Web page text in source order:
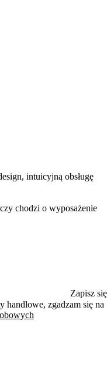
intuicyjną obsługę
chodzi o wyposażenie
Zapisz się
handlowe, zgadzam się na